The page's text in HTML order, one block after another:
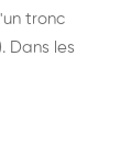
tronc
Dans les